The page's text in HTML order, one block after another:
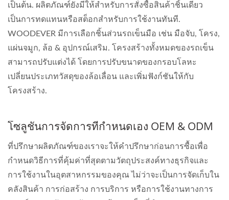
เป็นต้น. ผลิตภัณฑ์ยังมีให้สำหรับการสั่งซื้อสินค้าชิ้นเดียว
เป็นการทดแทนหรือสต็อกสำหรับการใช้งานทันที.
WOODEVER มีการเลือกชิ้นส่วนรถเข็นมือ เช่น มือจับ, โครง,
แผ่นจมูก, ล้อ & อุปกรณ์เสริม. โครงสร้างทั้งหมดของรถเข็น
สามารถปรับแต่งได้ โดยการปรับขนาดของกรอบโลหะ
เปลี่ยนประเภทวัสดุของล้อเลื่อน และเพิ่มฟังก์ชันให้กับ
โครงสร้าง.
โซลูชันการจัดการที่กำหนดเอง OEM & ODM
ที่ปรึกษาผลิตภัณฑ์ของเราจะให้คำปรึกษาก่อนการซื้อเพื่อ
กำหนดวิธีการที่คุ้มค่าที่สุดตามวัตถุประสงค์ทางธุรกิจและ
การใช้งานในอุตสาหกรรมของคุณ ไม่ว่าจะเป็นการจัดเก็บใน
คลังสินค้า การก่อสร้าง การบริการ หรือการใช้งานทางการ